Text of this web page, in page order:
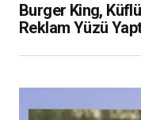
Burger King,
Reklam Yüzü